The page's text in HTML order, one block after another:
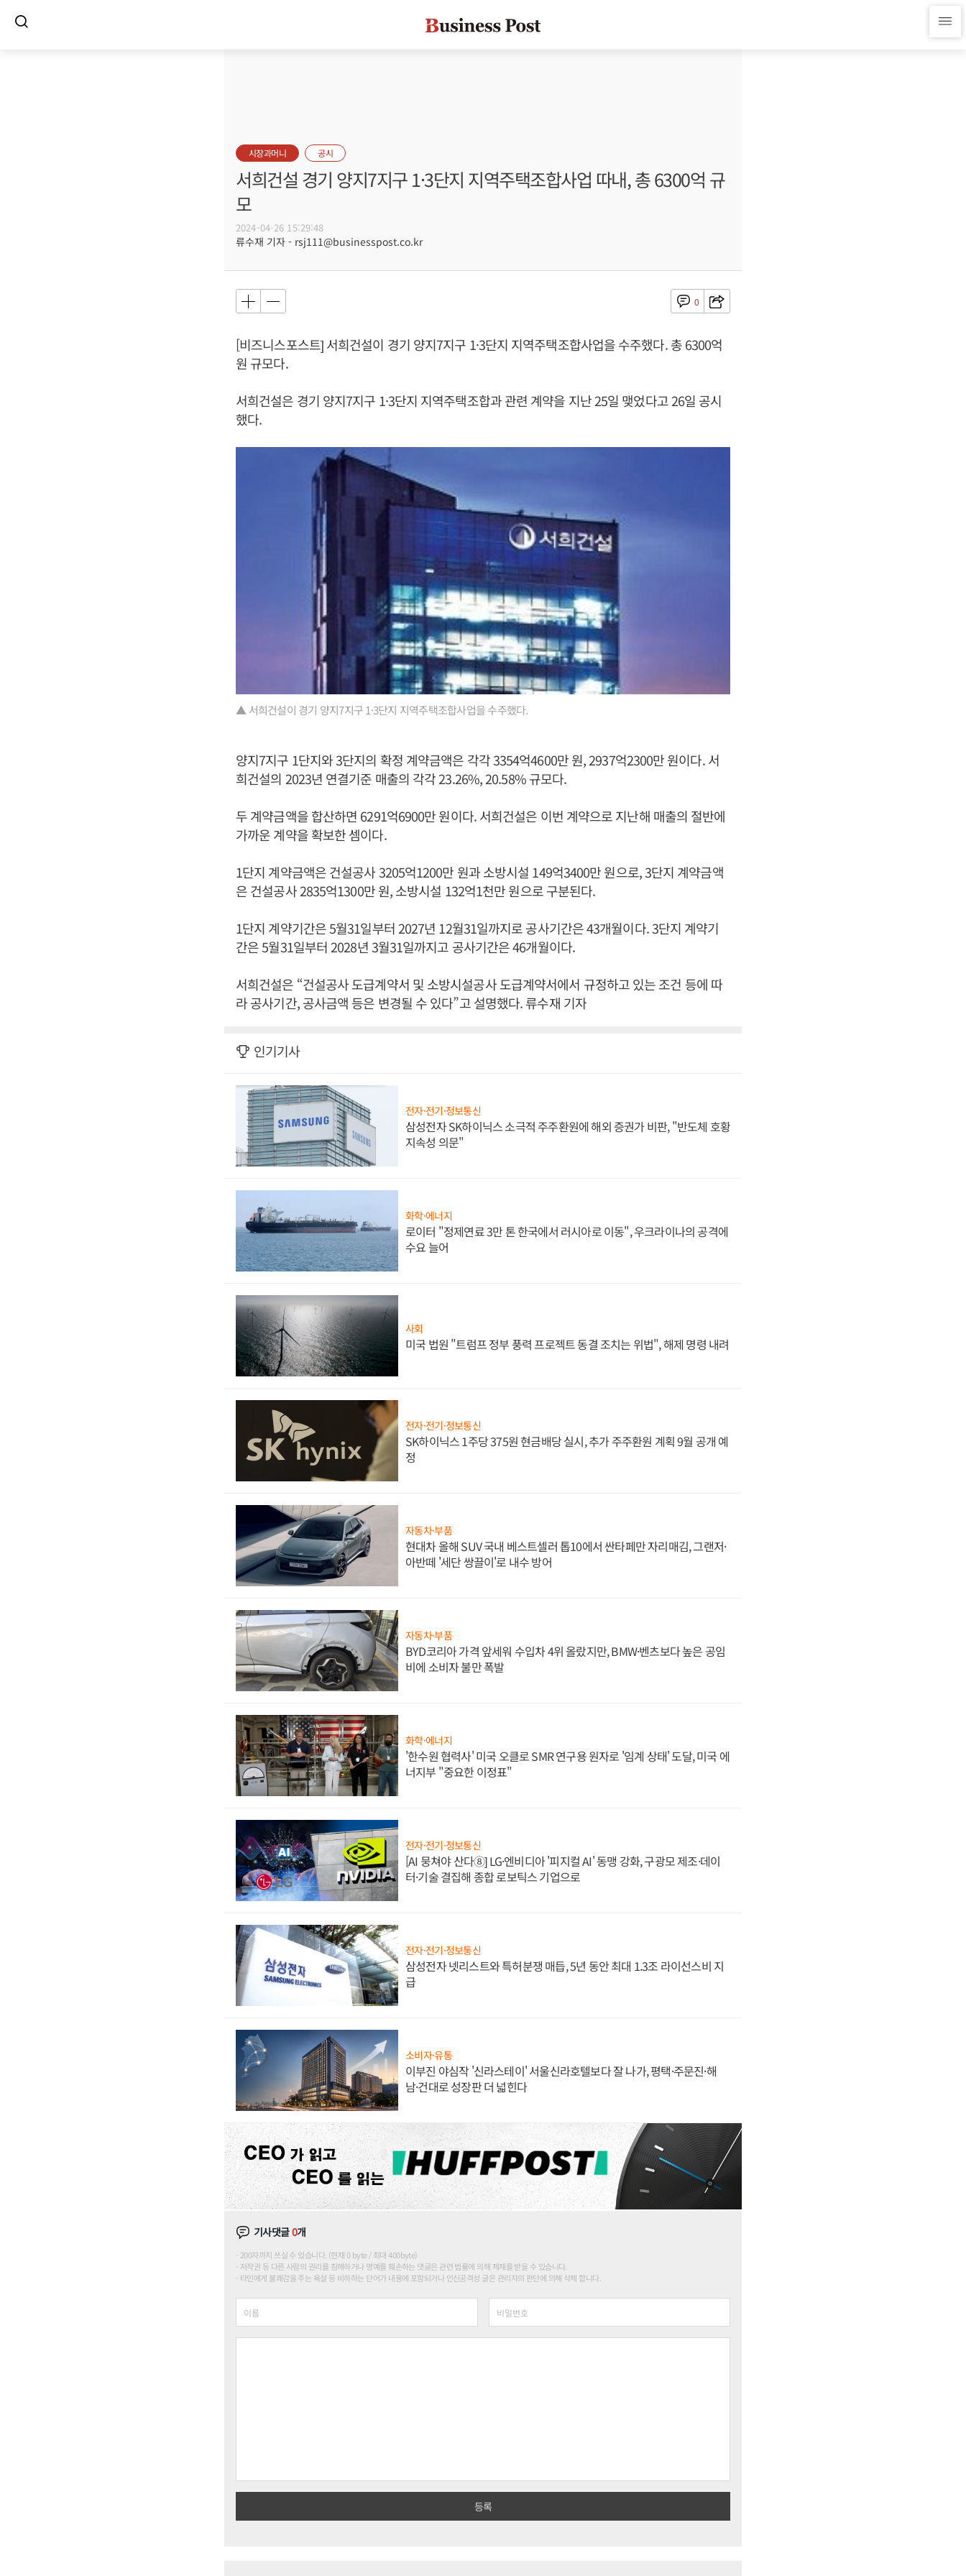
시장과머니 공시
서희건설 경기 양지7지구 1·3단지 지역주택조합사업 따내, 총 6300억 규
모
2024-04-26 15:29:48
류수재 기자 - rsj111@businesspost.co.kr
0
[비즈니스포스트] 서희건설이 경기 양지7지구 1·3단지 지역주택조합사업을 수주했다. 총 6300억
원 규모다.
서희건설은 경기 양지7지구 1·3단지 지역주택조합과 관련 계약을 지난 25일 맺었다고 26일 공시
했다.
▲ 서희건설이 경기 양지7지구 1·3단지 지역주택조합사업을 수주했다.
양지7지구 1단지와 3단지의 확정 계약금액은 각각 3354억4600만 원, 2937억2300만 원이다. 서
희건설의 2023년 연결기준 매출의 각각 23.26%, 20.58% 규모다.
두 계약금액을 합산하면 6291억6900만 원이다. 서희건설은 이번 계약으로 지난해 매출의 절반에
가까운 계약을 확보한 셈이다.
1단지 계약금액은 건설공사 3205억1200만 원과 소방시설 149억3400만 원으로, 3단지 계약금액
은 건설공사 2835억1300만 원, 소방시설 132억1천만 원으로 구분된다.
1단지 계약기간은 5월31일부터 2027년 12월31일까지로 공사기간은 43개월이다. 3단지 계약기
간은 5월31일부터 2028년 3월31일까지고 공사기간은 46개월이다.
서희건설은 “건설공사 도급계약서 및 소방시설공사 도급계약서에서 규정하고 있는 조건 등에 따
라 공사기간, 공사금액 등은 변경될 수 있다”고 설명했다. 류수재 기자
인기기사
전자·전기·정보통신
삼성전자 SK하이닉스 소극적 주주환원에 해외 증권가 비판, "반도체 호황
지속성 의문"
화학·에너지
로이터 "정제연료 3만 톤 한국에서 러시아로 이동", 우크라이나의 공격에
수요 늘어
사회
미국 법원 "트럼프 정부 풍력 프로젝트 동결 조치는 위법", 해제 명령 내려
전자·전기·정보통신
SK하이닉스 1주당 375원 현금배당 실시, 추가 주주환원 계획 9월 공개 예
정
자동차·부품
현대차 올해 SUV 국내 베스트셀러 톱10에서 싼타페만 자리매김, 그랜저·
아반떼 '세단 쌍끌이'로 내수 방어
자동차·부품
BYD코리아 가격 앞세워 수입차 4위 올랐지만, BMW·벤츠보다 높은 공임
비에 소비자 불만 폭발
화학·에너지
'한수원 협력사' 미국 오클로 SMR 연구용 원자로 '임계 상태' 도달, 미국 에
너지부 "중요한 이정표"
전자·전기·정보통신
[AI 뭉쳐야 산다⑧] LG·엔비디아 '피지컬 AI' 동맹 강화, 구광모 제조·데이
터·기술 결집해 종합 로보틱스 기업으로
전자·전기·정보통신
삼성전자 넷리스트와 특허분쟁 매듭, 5년 동안 최대 1.3조 라이선스비 지
급
소비자·유통
이부진 야심작 '신라스테이' 서울신라호텔보다 잘 나가, 평택·주문진·해
남·건대로 성장판 더 넓힌다
기사댓글0개
200자까지 쓰실 수 있습니다. (현재 0 byte / 최대 400byte)
저작권 등 다른 사람의 권리를 침해하거나 명예를 훼손하는 댓글은 관련 법률에 의해 제재를 받을 수 있습니다.
타인에게 불쾌감을 주는 욕설 등 비하하는 단어가 내용에 포함되거나 인신공격성 글은 관리자의 판단에 의해 삭제 합니다.